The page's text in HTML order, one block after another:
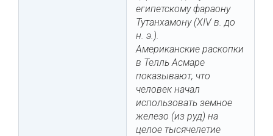
египетскому фараону
Тутанхамону (XIV в. до
н. э.).
Американские раскопки
в Телль Асмаре
показывают, что
человек начал
использовать земное
железо (из руд) на
целое тысячелетие